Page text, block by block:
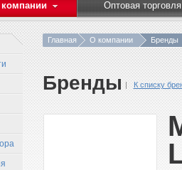
Оптовая торговля
Главная О компании Бренды
Бренды К списку